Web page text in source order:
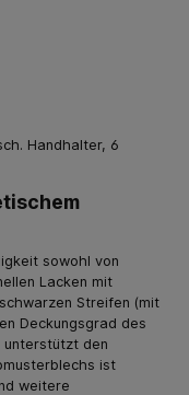
Handhalter, 6
sowohl von
Lacken mit
Streifen (mit
Deckungsgrad des
unterstützt den
ist
weitere